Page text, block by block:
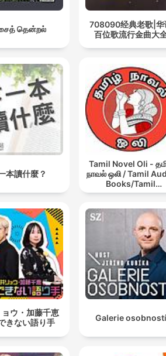
தென்றல்
708090经典老歌|华
百位歌流行金曲大
本讀什麼？
Tamil Novel Oli -
நாவல் ஒலி / Tamil
Books/Tamil
podcast/tamil
ウ・加藤千恵
きない語り手
Galerie osobností